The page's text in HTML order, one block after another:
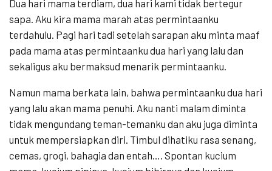
Dua hari mama terdiam, dua hari kami tidak bertegur
sapa. Aku kira mama marah atas permintaanku
terdahulu. Pagi hari tadi setelah sarapan aku minta maaf
pada mama atas permintaanku dua hari yang lalu dan
sekaligus aku bermaksud menarik permintaanku.
Namun mama berkata lain, bahwa permintaanku dua hari
yang lalu akan mama penuhi. Aku nanti malam diminta
tidak mengundang teman-temanku dan aku juga diminta
untuk mempersiapkan diri. Timbul dihatiku rasa senang,
cemas, grogi, bahagia dan entah…. Spontan kucium